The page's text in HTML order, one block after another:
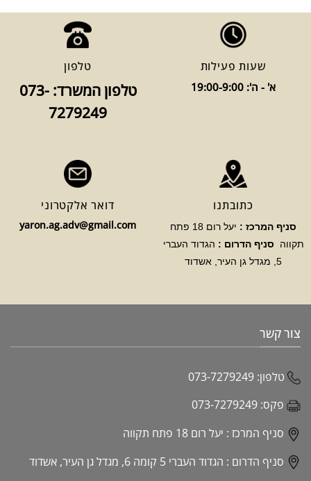
שעות פעילות
א' - ה': 19:00-9:00
טלפון
טלפון המשרד: 073-
7279249
כתובתנו
סניף המרכז :
יעל רום 18 פתח
תקווה
סניף הדרום : הגדוד העברי
5, מגדל גן העיר, אשדוד
דואר אלקטרוני
yaron.ag.adv@gmail.com
צור קשר
טלפון: 073-7279249
פקס: 073-7279249
סניף המרכז : יעל רום 18 פתח תקווה
סניף הדרום : הגדוד העברי 5 קומה 6, מגדל גן העיר, אשדוד